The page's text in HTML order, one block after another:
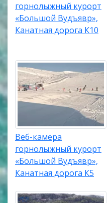
горнолыжный курорт
«Большой Вудъявр»,
Канатная дорога К10
Веб-камера
горнолыжный курорт
«Большой Вудъявр»,
Канатная дорога К5